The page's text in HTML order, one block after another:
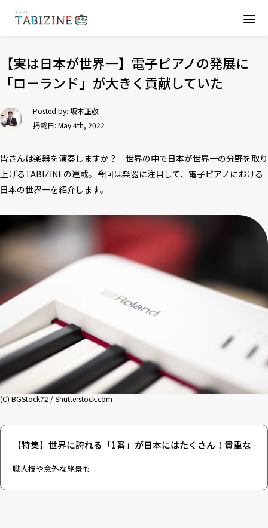
【実は日本が世界一】電子ピアノの発展に
「ローランド」が大きく貢献していた
Posted by: 坂本正敬
掲載日: May 4th, 2022
皆さんは楽器を演奏しますか？ 世界の中で日本が世界一の分野を取り
上げるTABIZINEの連載。今回は楽器に注目して、電子ピアノにおける
日本の世界一を紹介します。
(C) BGStock72 / Shutterstock.com
【特集】世界に誇れる「1番」が日本にはたくさん！貴重な
職人技や意外な絶景も